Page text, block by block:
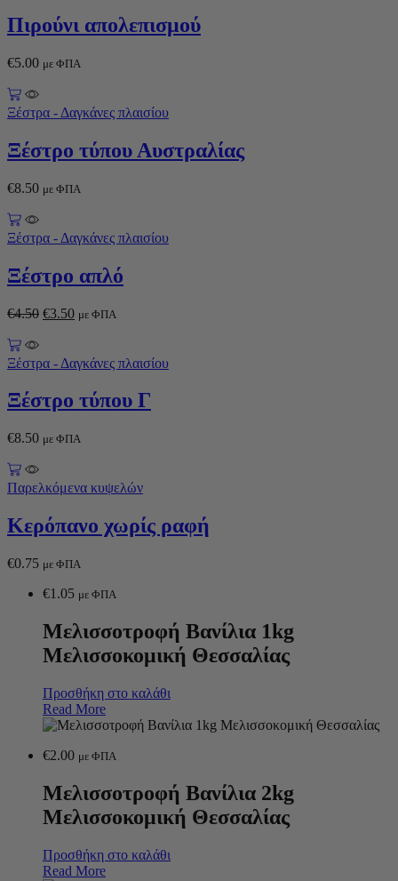
Πιρούνι απολεπισμού
€5.00 με ΦΠΑ
Ξέστρα - Δαγκάνες πλαισίου
Ξέστρο τύπου Αυστραλίας
€8.50 με ΦΠΑ
Ξέστρα - Δαγκάνες πλαισίου
Ξέστρο απλό
€4.50 €3.50 με ΦΠΑ
Ξέστρα - Δαγκάνες πλαισίου
Ξέστρο τύπου Γ
€8.50 με ΦΠΑ
Παρελκόμενα κυψελών
Κερόπανο χωρίς ραφή
€0.75 με ΦΠΑ
€1.05 με ΦΠΑ
Μελισσοτροφή Βανίλια 1kg
Μελισσοκομική Θεσσαλίας
Προσθήκη στο καλάθι
Read More
€2.00 με ΦΠΑ
Μελισσοτροφή Βανίλια 2kg
Μελισσοκομική Θεσσαλίας
Προσθήκη στο καλάθι
Read More